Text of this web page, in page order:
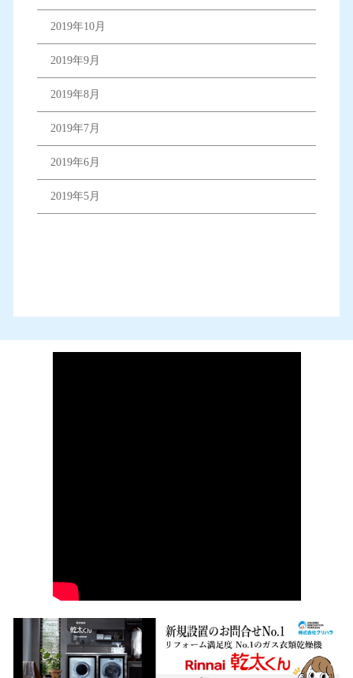
2019年10月
2019年9月
2019年8月
2019年7月
2019年6月
2019年5月